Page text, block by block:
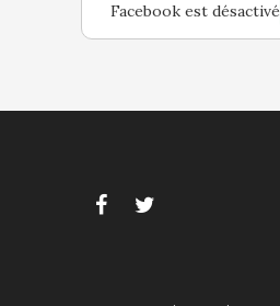
Facebook est désactivé